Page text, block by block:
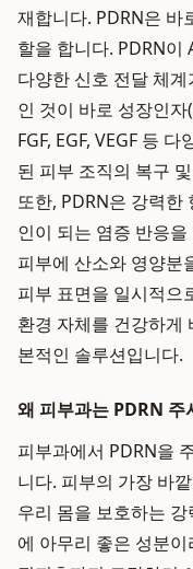
재합니다. PDRN은 바
할을 합니다. PDRN이
다양한 신호 전달 체
인 것이 바로 성장인
FGF, EGF, VEGF 등
된 피부 조직의 복구
또한, PDRN은 강력한
인이 되는 염증 반응
피부에 산소와 영양분
피부 표면을 일시적으
환경 자체를 건강하게
본적인 솔루션입니다.
왜 피부과는 PDRN 주
피부과에서 PDRN을
니다. 피부의 가장 바
우리 몸을 보호하는
에 아무리 좋은 성분